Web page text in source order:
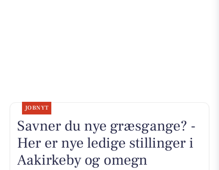
JOBNYT
Savner du nye græsgange? -
Her er nye ledige stillinger i
Aakirkeby og omegn